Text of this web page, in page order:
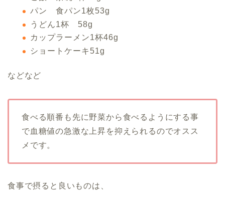
パン 食パン1枚53g
うどん1杯 58g
カップラーメン1杯46g
ショートケーキ51g
などなど
食べる順番も先に野菜から食べるようにする事
で血糖値の急激な上昇を抑えられるのでオスス
メです。
食事で摂ると良いものは、